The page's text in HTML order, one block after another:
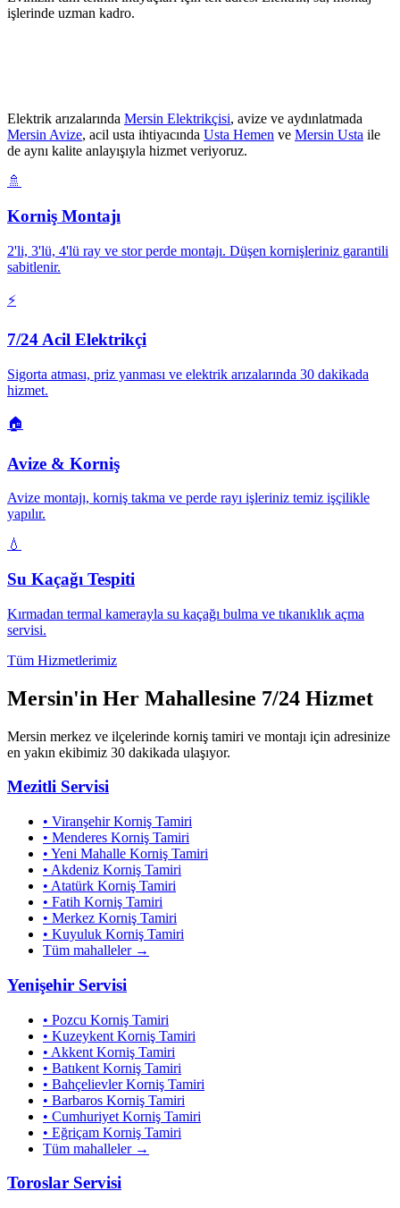
işlerinde uzman kadro.
Elektrik arızalarında Mersin Elektrikçisi, avize ve aydınlatmada
Mersin Avize, acil usta ihtiyacında Usta Hemen ve Mersin Usta ile
de aynı kalite anlayışıyla hizmet veriyoruz.
🚿
Korniş Montajı
2'li, 3'lü, 4'lü ray ve stor perde montajı. Düşen kornişleriniz garantili
sabitlenir.
⚡
7/24 Acil Elektrikçi
Sigorta atması, priz yanması ve elektrik arızalarında 30 dakikada
hizmet.
🏠
Avize & Korniş
Avize montajı, korniş takma ve perde rayı işleriniz temiz işçilikle
yapılır.
💧
Su Kaçağı Tespiti
Kırmadan termal kamerayla su kaçağı bulma ve tıkanıklık açma
servisi.
Tüm Hizmetlerimiz
Mersin'in Her Mahallesine 7/24 Hizmet
Mersin merkez ve ilçelerinde korniş tamiri ve montajı için adresinize
en yakın ekibimiz 30 dakikada ulaşıyor.
Mezitli Servisi
• ViranşehirKorniş Tamiri
• Menderes Korniş Tamiri
• Yeni Mahalle Korniş Tamiri
• Akdeniz Korniş Tamiri
• Atatürk Korniş Tamiri
• Fatih Korniş Tamiri
• Merkez Korniş Tamiri
• Kuyuluk Korniş Tamiri
Tüm mahalleler →
Yenişehir Servisi
• Pozcu Korniş Tamiri
• Kuzeykent Korniş Tamiri
• Akkent Korniş Tamiri
• Batıkent Korniş Tamiri
• BahçelievlerKorniş Tamiri
• Barbaros Korniş Tamiri
• Cumhuriyet Korniş Tamiri
• Eğriçam Korniş Tamiri
Tüm mahalleler →
Toroslar Servisi